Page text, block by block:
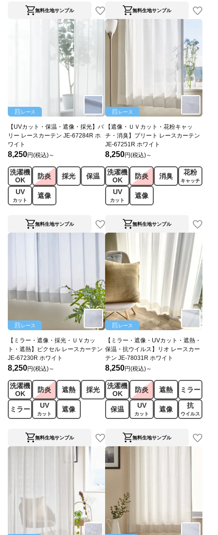
無料生地サンプル 無料生地サンプル
レース
【UVカット・保温・遮像・採光】バ
リー レースカーテン JE-67284R ホ
ワイト
8,250円(税込)～
洗濯機
OK
防炎 採光
保温
UV
カット
遮像
無料生地サンプル
レース
【遮像・ＵＶカット・花粉キャッ
チ・消臭】プリート レースカーテン
JE-67251R ホワイト
8,250円(税込)～
洗濯機
OK
防炎 消臭 花粉
キャッチ
UV
カット
遮像
無料生地サンプル
レース
【ミラー・遮像・採光・ＵＶカッ
ト・遮熱】ピクセル レースカーテン
JE-67230R ホワイト
8,250円(税込)～
洗濯機
OK
防炎 遮熱 採光
ミラー UV
カット
遮像
無料生地サンプル
レース
【ミラー・遮像・UVカット・遮熱・
保温・抗ウイルス】リオ レースカー
テン JE-78031R ホワイト
8,250円(税込)～
洗濯機
OK
防炎 遮熱 ミラー
保温 UV
カット
遮像 抗
ウイルス
無料生地サンプル